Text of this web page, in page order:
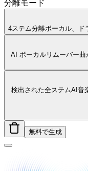
分離モード
4ステム分離ボーカル、ド
AI ボーカルリムーバー曲
検出された全ステムAI音
無料で生成